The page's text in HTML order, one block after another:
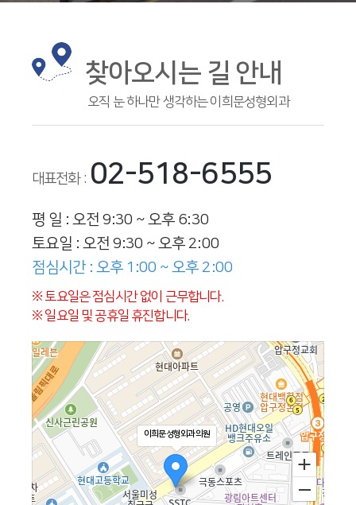
찾아오시는 길 안내
오직 눈 하나만 생각하는 이희문성형외과
대표전화 : 02-518-6555
평 일 : 오전 9:30 ~ 오후 6:30
토요일 : 오전 9:30 ~ 오후 2:00
점심시간 : 오후 1:00 ~ 오후 2:00
※ 토요일은 점심시간 없이 근무합니다.
※ 일요일 및 공휴일 휴진합니다.
이희문성형외과의원